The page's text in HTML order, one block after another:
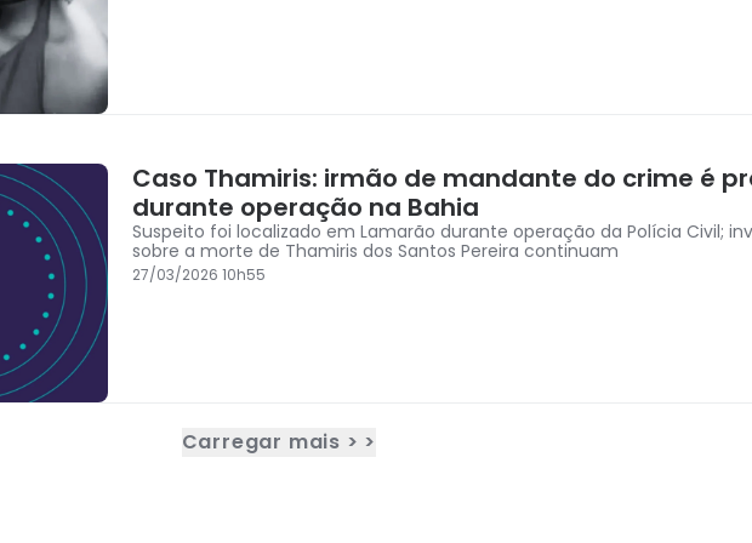
Caso Thamiris: irmão de mandante do crime é
durante operação na Bahia
Suspeito foi localizado em Lamarão durante operação da Polícia Civil;
sobre a morte de Thamiris dos Santos Pereira continuam
27/03/2026 10h55
Carregar mais > >